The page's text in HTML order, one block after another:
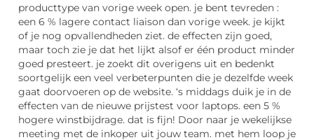
producttype van vorige week open. je bent tevreden :
een 6 % lagere contact liaison dan vorige week. je kijkt
of je nog opvallendheden ziet. de effecten zijn goed,
maar toch zie je dat het lijkt alsof er één product minder
goed presteert. je zoekt dit overigens uit en bedenkt
soortgelijk een veel verbeterpunten die je dezelfde week
gaat doorvoeren op de website. ‘s middags duik je in de
effecten van de nieuwe prijstest voor laptops. een 5 %
hogere winstbijdrage. dat is fijn! Door naar je wekelijkse
meeting met de inkoper uit jouw team. met hem loop je